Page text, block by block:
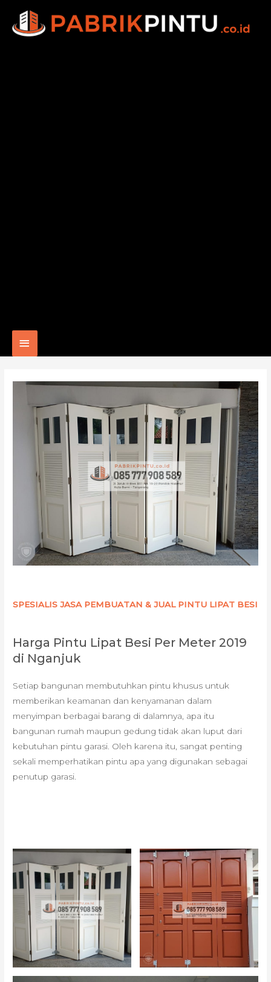
Main
SPESIALIS JASA PEMBUATAN & JUAL PINTU LIPAT BESI
Harga Pintu Lipat Besi Per Meter 2019
di Nganjuk
Setiap bangunan membutuhkan pintu khusus untuk
memberikan keamanan dan kenyamanan dalam
menyimpan berbagai barang di dalamnya, apa itu
bangunan rumah maupun gedung tidak akan luput dari
kebutuhan pintu garasi. Oleh karena itu, sangat penting
sekali memperhatikan pintu apa yang digunakan sebagai
penutup garasi.